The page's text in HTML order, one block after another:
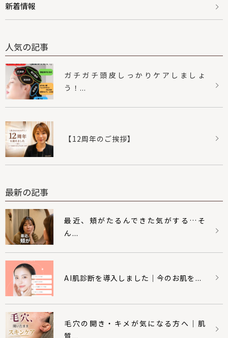
新着情報
人気の記事
ガチガチ頭皮しっかりケアしましょ
う！...
【12周年のご挨拶】
最新の記事
最近、頬がたるんできた気がする…そ
ん...
AI肌診断を導入しました｜今のお肌を...
毛穴の開き・キメが気になる方へ｜肌